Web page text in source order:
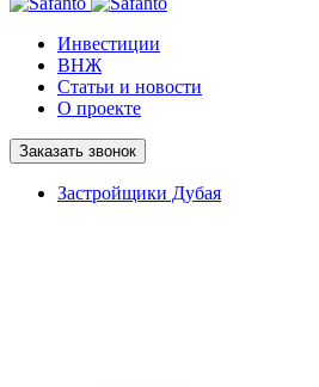
Инвестиции
ВНЖ
Статьи и новости
О проекте
Заказать звонок
Застройщики Дубая